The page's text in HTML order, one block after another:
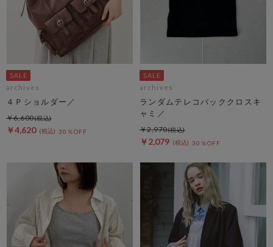
archives
４Ｐショルダー／
￥4,620 30％OFF
￥6,600
archives
ランダムテレコバッククロスキ
ャミ／
￥2,079 30％OFF
￥2,970